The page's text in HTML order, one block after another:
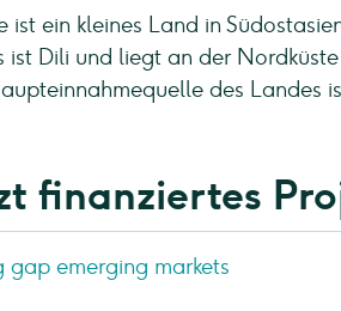
ist ein kleines Land in
ist Dili und liegt an der
des Landes
finanziertes